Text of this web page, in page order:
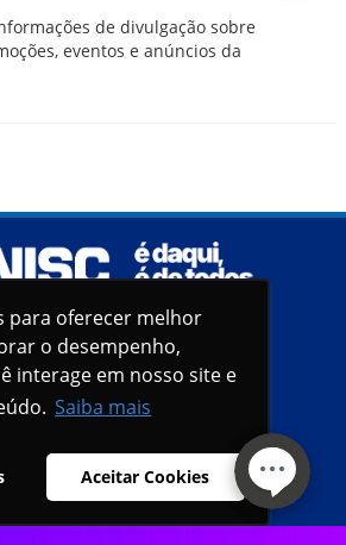
para oferecer melhor
o desempenho,
interage em nosso site e
Saiba mais
Aceitar Cookies
para oferecer melhor
o desempenho,
interage em nosso site e
Saiba mais
Aceitar Cookies
de divulgação sobre
eventos e anúncios da